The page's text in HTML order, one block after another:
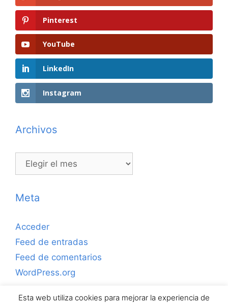
Pinterest
YouTube
LinkedIn
Instagram
Archivos
Archivos
Meta
Acceder
Feed de entradas
Feed de comentarios
WordPress.org
Esta web utiliza cookies para mejorar la experiencia de